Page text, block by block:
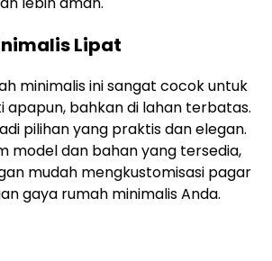
Lipat
minimalis ini sangat cocok untuk
apapun, bahkan di lahan terbatas.
pilihan yang praktis dan elegan.
model dan bahan yang tersedia,
mudah mengkustomisasi pagar
gaya rumah minimalis Anda.